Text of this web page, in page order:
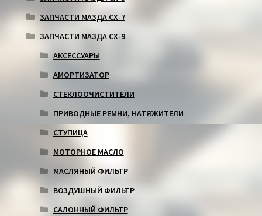
ЗАПЧАСТИ МАЗДА СХ-7
ЗАПЧАСТИ МАЗДА СХ-9
АКСЕССУАРЫ
АМОРТИЗАТОР
СТЕКЛООЧИСТИТЕЛИ
ПРИВОДНЫЕ РЕМНИ, НАТЯЖИТЕЛИ
СТУПИЦА
МОТОРНОЕ МАСЛО
МАСЛЯНЫЙ ФИЛЬТР
ВОЗДУШНЫЙ ФИЛЬТР
САЛОННЫЙ ФИЛЬТР